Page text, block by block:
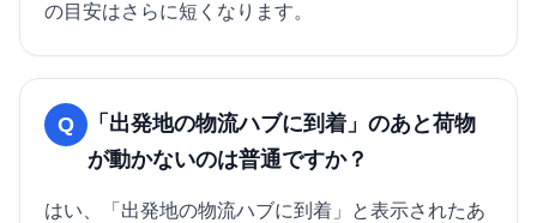
の目安はさらに短くなります。
Q
「出発地の物流ハブに到着」のあと荷物
が動かないのは普通ですか？
はい、「出発地の物流ハブに到着」と表示されたあ